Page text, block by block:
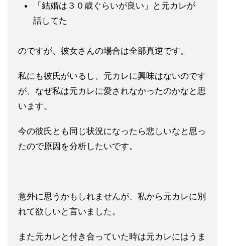
「結婚は３０歳ぐらいが良い」と元カレが
話してた
のですが、彼女さんの場合は全部真逆です。
私にも彼氏がいるし、元カレに興味はないのです
が、なぜ私は元カ レに愛されなかったのかなと思
います。
今の彼氏とも同じ状況になったら悲しいなと思っ
たので原因を分析したいです。
意外に思うかもしれませんが、私から元カレに別
れて欲しいと言い ました。
また元カレと付き合っていた時は元カレにはうま